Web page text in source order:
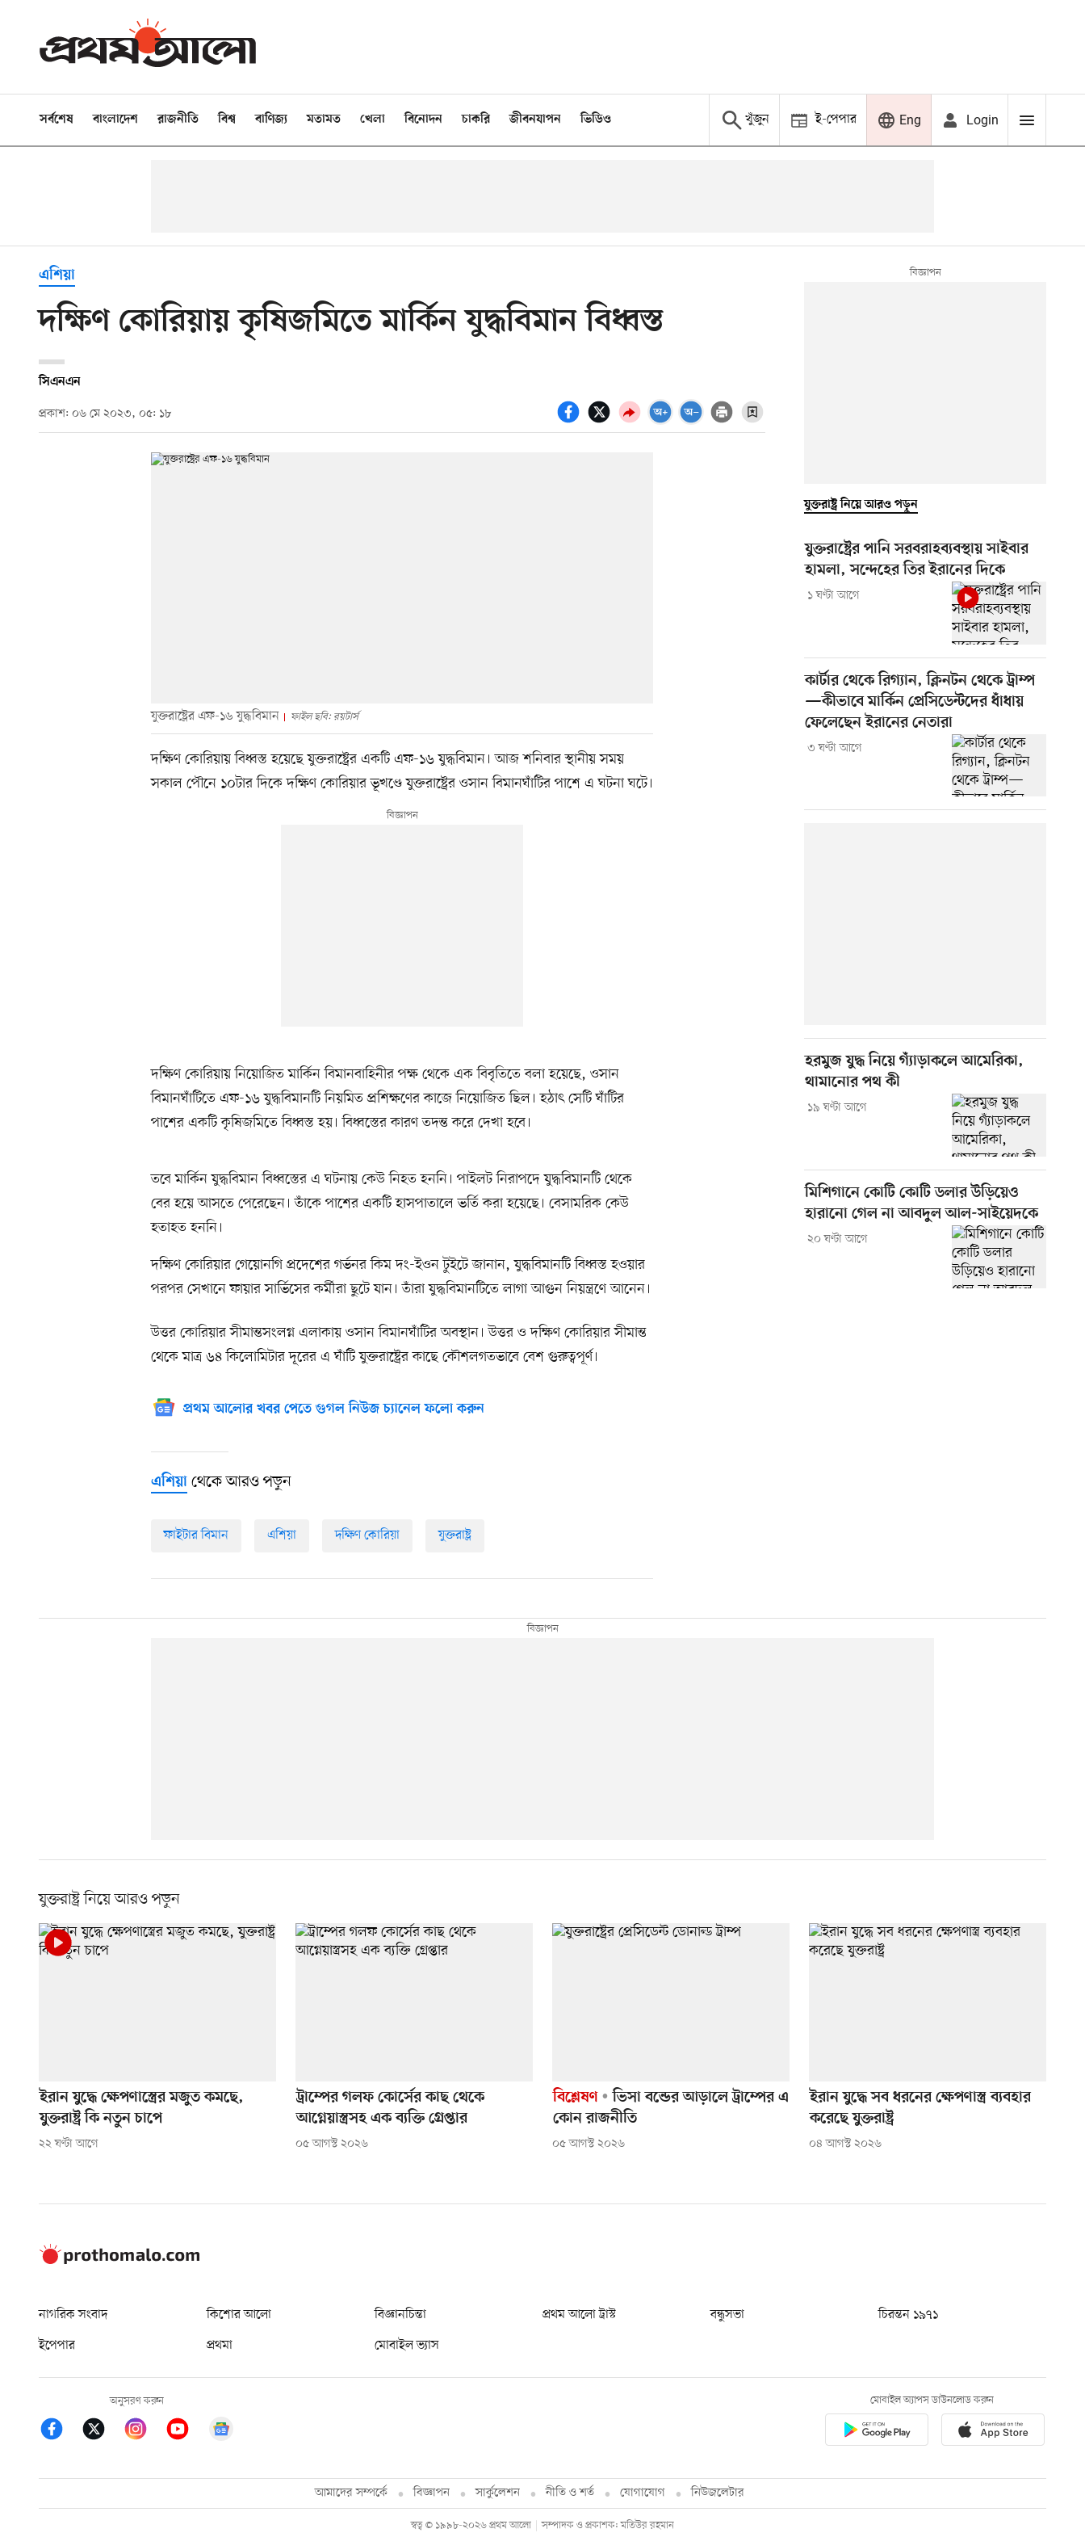
সর্বশেষ বাংলাদেশ রাজনীতি বিশ্ব বাণিজ্য মতামত খেলা বিনোদন চাকরি জীবনযাপন ভিডিও খুঁজুন ই-পেপার Eng Login
এশিয়া
দক্ষিণ কোরিয়ায় কৃষিজমিতে মার্কিন যুদ্ধবিমান বিধ্বস্ত
সিএনএন
প্রকাশ: ০৬ মে ২০২৩, ০৫: ১৮
যুক্তরাষ্ট্রের এফ-১৬ যুদ্ধবিমান ফাইল ছবি: রয়টার্স
দক্ষিণ কোরিয়ায় বিধ্বস্ত হয়েছে যুক্তরাষ্ট্রের একটি এফ-১৬ যুদ্ধবিমান। আজ শনিবার স্থানীয় সময়
সকাল পৌনে ১০টার দিকে দক্ষিণ কোরিয়ার ভূখণ্ডে যুক্তরাষ্ট্রের ওসান বিমানঘাঁটির পাশে এ ঘটনা ঘটে।
দক্ষিণ কোরিয়ায় নিয়োজিত মার্কিন বিমানবাহিনীর পক্ষ থেকে এক বিবৃতিতে বলা হয়েছে, ওসান
বিমানঘাঁটিতে এফ-১৬ যুদ্ধবিমানটি নিয়মিত প্রশিক্ষণের কাজে নিয়োজিত ছিল। হঠাৎ সেটি ঘাঁটির
পাশের একটি কৃষিজমিতে বিধ্বস্ত হয়। বিধ্বস্তের কারণ তদন্ত করে দেখা হবে।
তবে মার্কিন যুদ্ধবিমান বিধ্বস্তের এ ঘটনায় কেউ নিহত হননি। পাইলট নিরাপদে যুদ্ধবিমানটি থেকে
বের হয়ে আসতে পেরেছেন। তাঁকে পাশের একটি হাসপাতালে ভর্তি করা হয়েছে। বেসামরিক কেউ
হতাহত হননি।
দক্ষিণ কোরিয়ার গেয়োনগি প্রদেশের গর্ভনর কিম দং-ইওন টুইটে জানান, যুদ্ধবিমানটি বিধ্বস্ত হওয়ার
পরপর সেখানে ফায়ার সার্ভিসের কর্মীরা ছুটে যান। তাঁরা যুদ্ধবিমানটিতে লাগা আগুন নিয়ন্ত্রণে আনেন।
উত্তর কোরিয়ার সীমান্তসংলগ্ন এলাকায় ওসান বিমানঘাঁটির অবস্থান। উত্তর ও দক্ষিণ কোরিয়ার সীমান্ত
থেকে মাত্র ৬৪ কিলোমিটার দূরের এ ঘাঁটি যুক্তরাষ্ট্রের কাছে কৌশলগতভাবে বেশ গুরুত্বপূর্ণ।
প্রথম আলোর খবর পেতে গুগল নিউজ চ্যানেল ফলো করুন
এশিয়া থেকে আরও পড়ুন
ফাইটার বিমান এশিয়া দক্ষিণ কোরিয়া যুক্তরাষ্ট্র
যুক্তরাষ্ট্র নিয়ে আরও পড়ুন
যুক্তরাষ্ট্রের পানি সরবরাহব্যবস্থায় সাইবার
হামলা, সন্দেহের তির ইরানের দিকে
১ ঘণ্টা আগে
কার্টার থেকে রিগ্যান, ক্লিনটন থেকে ট্রাম্প
—কীভাবে মার্কিন প্রেসিডেন্টদের ধাঁধায়
ফেলেছেন ইরানের নেতারা
৩ ঘণ্টা আগে
হরমুজ যুদ্ধ নিয়ে গ্যাঁড়াকলে আমেরিকা,
থামানোর পথ কী
১৯ ঘণ্টা আগে
মিশিগানে কোটি কোটি ডলার উড়িয়েও
হারানো গেল না আবদুল আল-সাইয়েদকে
২০ ঘণ্টা আগে
যুক্তরাষ্ট্র নিয়ে আরও পড়ুন
ইরান যুদ্ধে ক্ষেপণাস্ত্রের মজুত কমছে,
যুক্তরাষ্ট্র কি নতুন চাপে
২২ ঘণ্টা আগে
ট্রাম্পের গলফ কোর্সের কাছ থেকে
আগ্নেয়াস্ত্রসহ এক ব্যক্তি গ্রেপ্তার
০৫ আগস্ট ২০২৬
বিশ্লেষণ
ভিসা বন্ডের আড়ালে ট্রাম্পের এ
কোন রাজনীতি
০৫ আগস্ট ২০২৬
ইরান যুদ্ধে সব ধরনের ক্ষেপণাস্ত্র ব্যবহার
করেছে যুক্তরাষ্ট্র
০৪ আগস্ট ২০২৬
নাগরিক সংবাদ কিশোর আলো বিজ্ঞানচিন্তা প্রথম আলো ট্রাস্ট বন্ধুসভা
চিরন্তন ১৯৭১
ইপেপার
প্রথমা মোবাইল ভ্যাস
অনুসরণ করুন মোবাইল অ্যাপস ডাউনলোড করুন
আমাদের সম্পর্কে বিজ্ঞাপন সার্কুলেশন নীতি ও শর্ত যোগাযোগ নিউজলেটার
স্বত্ব © ১৯৯৮-২০২৬ প্রথম আলো সম্পাদক ও প্রকাশক: মতিউর রহমান